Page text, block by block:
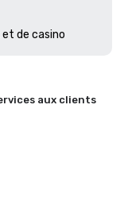
de casino
aux clients